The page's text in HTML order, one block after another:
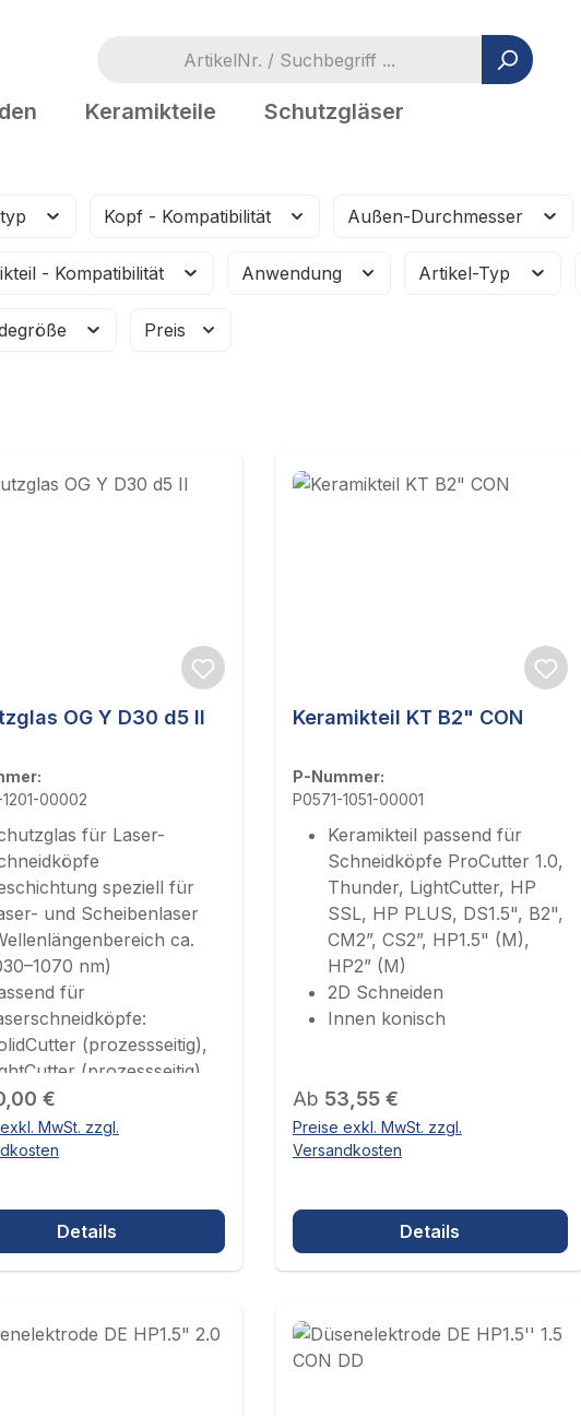
Keramikteile Schutzgläser
Kopf - Kompatibilität Außen-Durchmesser
- Kompatibilität Anwendung Artikel-Typ
Preis
OG Y D30 d5 II
00002
für Laser-
speziell für
und Scheibenlaser
ca.
nm)
für
(prozessseitig),
(prozessseitig),
Thunder
Preis:
€
MwSt. zzgl.
Details
Keramikteil KT B2" CON
P-Nummer:
P0571-1051-00001
Keramikteil passend für
Schneidköpfe ProCutter 1.0,
Thunder, LightCutter, HP
SSL, HP PLUS, DS1.5", B2",
CM2”, CS2”, HP1.5" (M),
HP2” (M)
2D Schneiden
Innen konisch
Regulärer Preis:
Ab 53,55 €
Preise exkl. MwSt. zzgl.
Versandkosten
Details